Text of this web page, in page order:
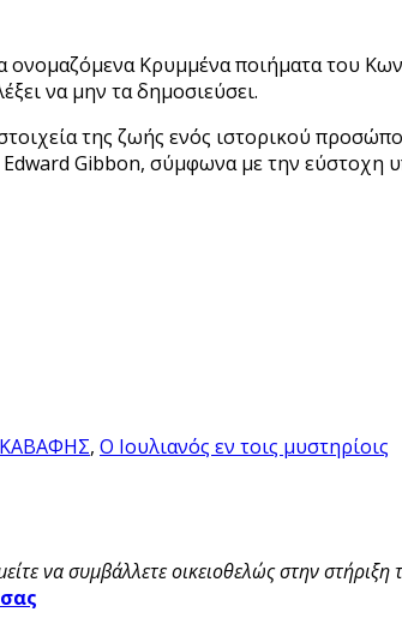
ονομαζόμενα Κρυμμένα ποιήματα του
να μην τα δημοσιεύσει.
της ζωής ενός ιστορικού
Edward Gibbon, σύμφωνα με την εύστοχη
, Ο Ιουλιανός εν τοις μυστηρίοις
να συμβάλλετε οικειοθελώς στην